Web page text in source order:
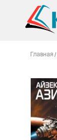
Главная